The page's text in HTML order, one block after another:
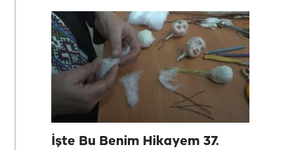
İşte Bu Benim Hikayem 37.